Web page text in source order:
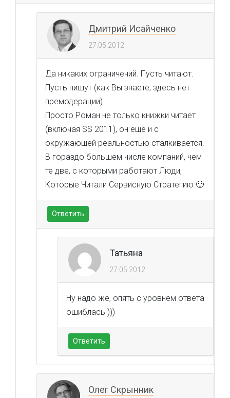
Дмитрий Исайченко
27.05.2012
Да никаких ограничений. Пусть читают.
Пусть пишут (как Вы знаете, здесь нет
премодерации).
Просто Роман не только книжки читает
(включая SS 2011), он ещё и с
окружающей реальностью сталкивается.
В гораздо большем числе компаний, чем
те две, с которыми работают Люди,
Которые Читали Сервисную Стратегию 🙂
Ответить
Татьяна
27.05.2012
Ну надо же, опять с уровнем ответа
ошиблась )))
Ответить
Олег Скрынник